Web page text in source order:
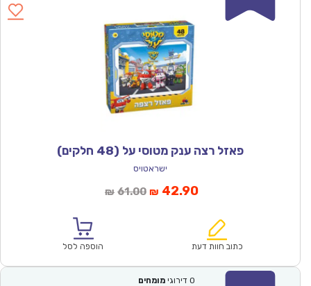
פאזל רצה ענק מטוסי על (48 חלקים)
ישראטויס
₪ 61.00המחיר
₪61.00.
₪ 42.90המחיר
הוא:
כתוב חוות דעת הוספה לסל
0 דירוגי מומחים